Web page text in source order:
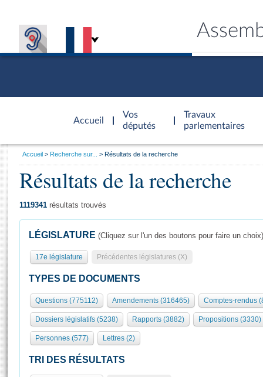
Accueil
d'accueil
Vos
députés
Travaux
parlementaires
Présidence
577 députés
Groupes politiques
Élections législatives
Séance publique
Commissions et autres organes
Europe et International
Contrôle et évaluation
Congrès
Pétitions
Général
Rôle et pouvoirs de l'Assemblée
Organisation de l'Assemblée
Présidence Conférence des Présidents Bureau Collège des
Statistiques et chiffres clés
Visiter l'Assemblée
Visite virtuelle du palais Bourbon
Assister à une séance
Accès des chercheurs à l’Assemblée
Les évènements
Vous
Accueil Recherche sur... Résultats de la recherche
Résultats de la recherche
1119341 résultats trouvés
LÉGISLATURE (Cliquez sur l'un des boutons pour faire un choix)
17e législature Précédentes législatures (X)
TYPES DE DOCUMENTS
Questions (775112) Amendements (316465) Comptes-rendus
Dossiers législatifs (5238) Rapports (3882) Propositions (3330)
Personnes (577) Lettres (2)
TRI DES RÉSULTATS